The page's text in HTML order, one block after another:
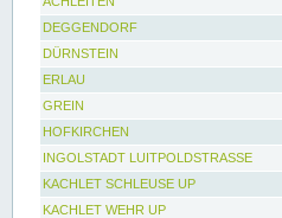
DEGGENDORF
DÜRNSTEIN
ERLAU
GREIN
HOFKIRCHEN
INGOLSTADT LUITPOLDSTRASSE
KACHLET SCHLEUSE UP
KACHLET WEHR UP